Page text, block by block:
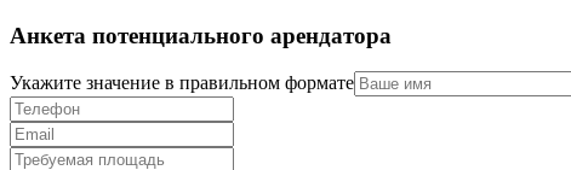
Анкета потенциального арендатора
Укажите значение в правильном формате